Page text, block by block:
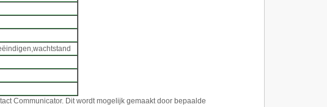
,wachtstand
Communicator. Dit wordt mogelijk gemaakt door bepaalde